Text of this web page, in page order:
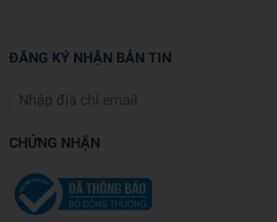
ĐĂNG KÝ NHẬN BẢN TIN
CHỨNG NHẬN